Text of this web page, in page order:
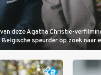
deze Agatha Christie-
speurder op zoek naar
(HH)